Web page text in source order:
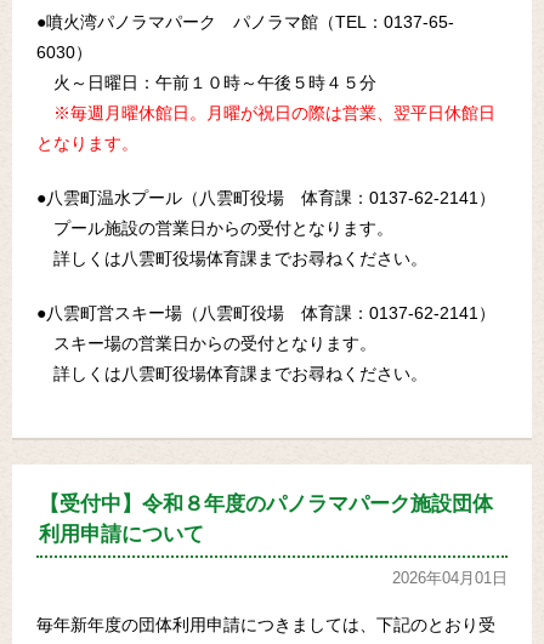
●噴火湾パノラマパーク パノラマ館（TEL：0137-65-
6030）
火～日曜日：午前１０時～午後５時４５分
※毎週月曜休館日。月曜が祝日の際は営業、翌平日休館日
となります。
●八雲町温水プール（八雲町役場 体育課：0137-62-2141）
プール施設の営業日からの受付となります。
詳しくは八雲町役場体育課までお尋ねください。
●八雲町営スキー場（八雲町役場 体育課：0137-62-2141）
スキー場の営業日からの受付となります。
詳しくは八雲町役場体育課までお尋ねください。
【受付中】令和８年度のパノラマパーク施設団体
利用申請について
2026年04月01日
毎年新年度の団体利用申請につきましては、下記のとおり受